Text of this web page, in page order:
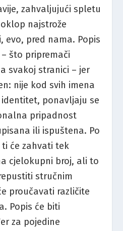
zahvaljujući spletu
najstrože
evo, pred nama. Popis
što pripremači
svakoj stranici – jer
nije kod svih imena
ponavljaju se
pripadnost
ili ispuštena. Po
će zahvati tek
cjelokupni broj, ali to
stručnim
proučavati različite
Popis će biti
za pojedine